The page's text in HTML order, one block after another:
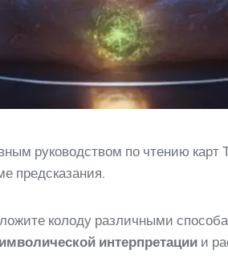
руководством по чтению карт
предсказания.
колоду различными
интерпретации и